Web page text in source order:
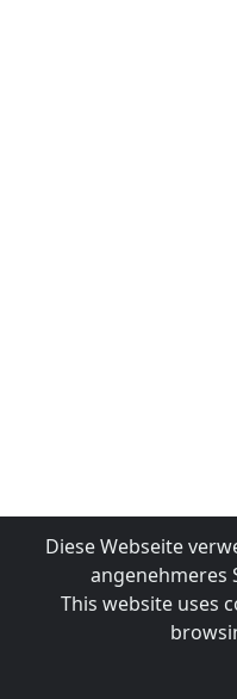
Diese Webseite
angenehmeres
This website uses